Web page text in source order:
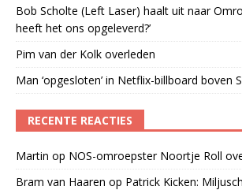
Bob Scholte (Left Laser) haalt uit naar
heeft het ons opgeleverd?’
Pim van der Kolk overleden
Man ‘opgesloten’ in Netflix-billboard boven
RECENTE REACTIES
Martin op NOS-omroepster Noortje Roll
Bram van Haaren op Patrick Kicken: